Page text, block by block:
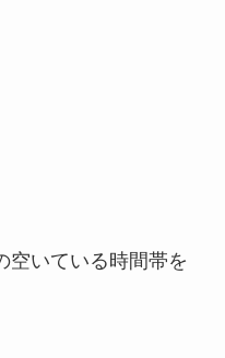
空いている時間帯を